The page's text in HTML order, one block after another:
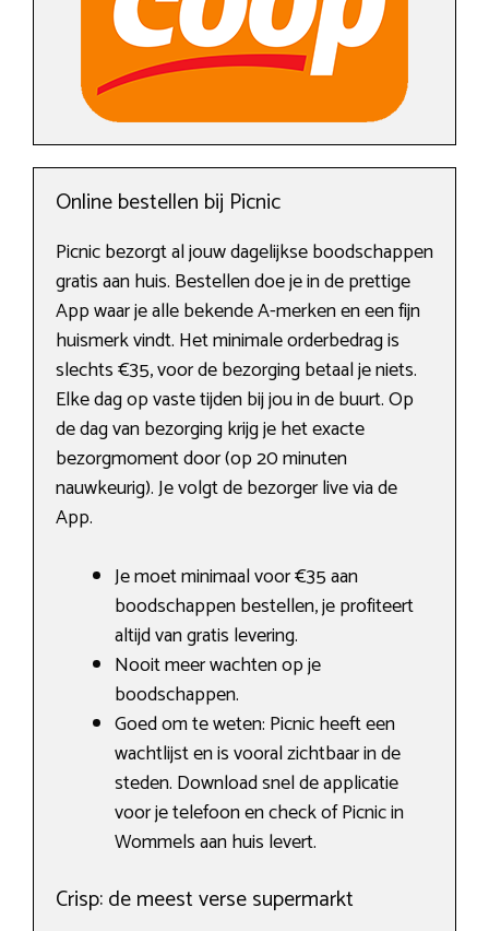
Online bestellen bij Picnic
Picnic bezorgt al jouw dagelijkse boodschappen
gratis aan huis. Bestellen doe je in de prettige
App waar je alle bekende A-merken en een fijn
huismerk vindt. Het minimale orderbedrag is
slechts €35, voor de bezorging betaal je niets.
Elke dag op vaste tijden bij jou in de buurt. Op
de dag van bezorging krijg je het exacte
bezorgmoment door (op 20 minuten
nauwkeurig). Je volgt de bezorger live via de
App.
Je moet minimaal voor €35 aan
boodschappen bestellen, je profiteert
altijd van gratis levering.
Nooit meer wachten op je
boodschappen.
Goed om te weten: Picnic heeft een
wachtlijst en is vooral zichtbaar in de
steden. Download snel de applicatie
voor je telefoon en check of Picnic in
Wommels aan huis levert.
Crisp: de meest verse supermarkt